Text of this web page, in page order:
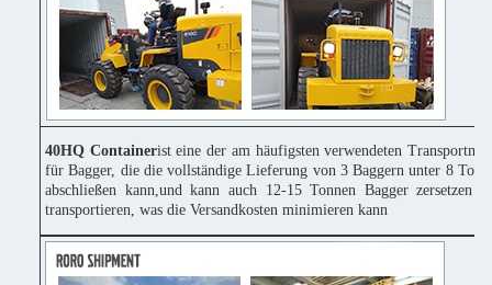
40HQ Containerist eine der am häufigsten verwendeten
für Bagger, die die vollständige Lieferung von 3 Baggern unter 8
abschließen kann,und kann auch 12-15 Tonnen Bagger zersetzen
transportieren, was die Versandkosten minimieren kann